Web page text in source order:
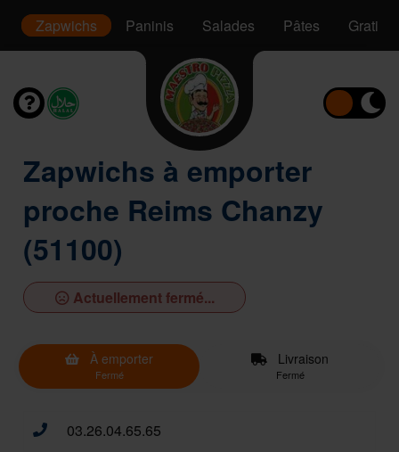
Zapwichs Paninis Salades Pâtes Gratins
Zapwichs à emporter
proche Reims Chanzy
(51100)
Actuellement fermé...
À emporter
Fermé
Livraison
Fermé
03.26.04.65.65